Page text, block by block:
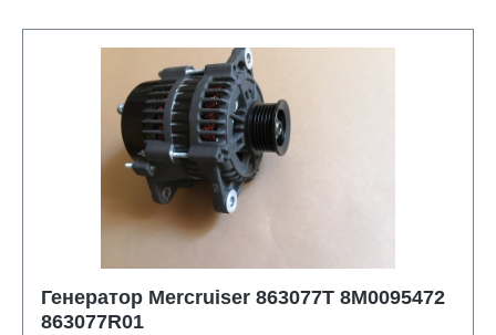
Генератор Mercruiser 863077T 8M0095472
863077R01